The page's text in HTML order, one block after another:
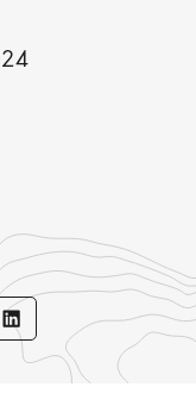
Share